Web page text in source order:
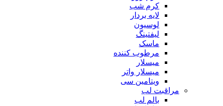
کرم شب
لایه بردار
لوسیون
لیفتینگ
ماسک
مرطوب کننده
میسلار
میسلار واتر
ویتامین سی
مراقبت لب
بالم لب